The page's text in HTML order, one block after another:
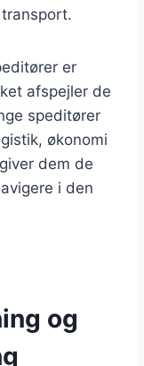
er
afspejler de
speditører
økonomi
dem de
i den
og